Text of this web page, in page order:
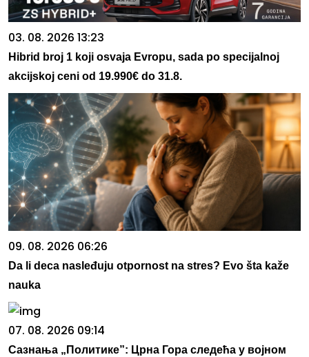
03. 08. 2026 13:23
Hibrid broj 1 koji osvaja Evropu, sada po specijalnoj
akcijskoj ceni od 19.990€ do 31.8.
09. 08. 2026 06:26
Da li deca nasleđuju otpornost na stres? Evo šta kaže
nauka
07. 08. 2026 09:14
Сазнања „Политике”: Црна Гора следећа у војном